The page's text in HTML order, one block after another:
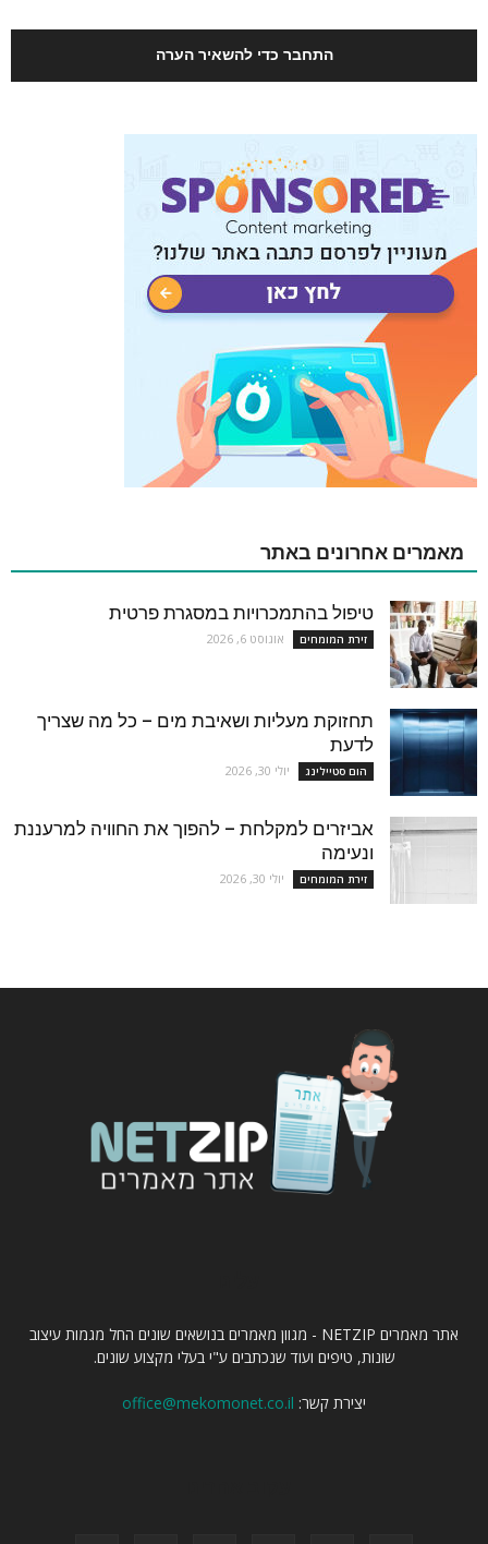
התחבר כדי להשאיר הערה
מאמרים אחרונים באתר
טיפול בהתמכרויות במסגרת פרטית
זירת המומחים אוגוסט 6, 2026
תחזוקת מעליות ושאיבת מים – כל מה שצריך
לדעת
הום סטיילינג יולי 30, 2026
אביזרים למקלחת – להפוך את החוויה למרעננת
ונעימה
זירת המומחים יולי 30, 2026
אתר מאמרים NETZIP - מגוון מאמרים בנושאים שונים החל מגמות עיצוב
שונות, טיפים ועוד שנכתבים ע"י בעלי מקצוע שונים.
יצירת קשר: office@mekomonet.co.il